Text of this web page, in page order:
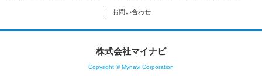
お問い合わせ
株式会社マイナビ
Copyright © Mynavi Corporation